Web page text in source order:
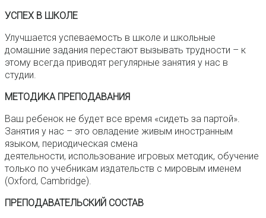
УСПЕХ В ШКОЛЕ
Улучшается успеваемость в школе и школьные
домашние задания перестают вызывать трудности – к
этому всегда приводят регулярные занятия у нас в
студии.
МЕТОДИКА ПРЕПОДАВАНИЯ
Ваш ребенок не будет все время «сидеть за партой».
Занятия у нас – это овладение живым иностранным
языком, периодическая смена
деятельности, использование игровых методик, обучение
только по учебникам издательств с мировым именем
(Oxford, Cambridge).
ПРЕПОДАВАТЕЛЬСКИЙ СОСТАВ